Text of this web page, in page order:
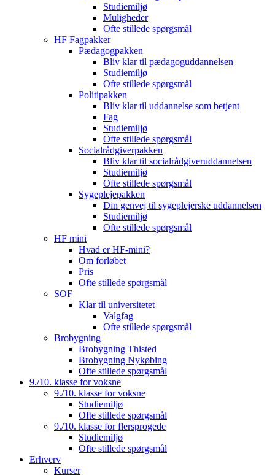
Studiemiljø
Muligheder
Ofte stillede spørgsmål
HF Fagpakker
Pædagogpakken
Bliv klar til pædagoguddannelsen
Studiemiljø
Ofte stillede spørgsmål
Politipakken
Bliv klar til uddannelse som betjent
Fag
Studiemiljø
Ofte stillede spørgsmål
Socialrådgiverpakken
Bliv klar til socialrådgiveruddannelsen
Studiemiljø
Ofte stillede spørgsmål
Sygeplejepakken
Din genvej til sygeplejerske uddannelsen
Studiemiljø
Ofte stillede spørgsmål
HF mini
Hvad er HF-mini?
Om forløbet
Pris
Ofte stillede spørgsmål
SOF
Klar til universitetet
Valgfag
Ofte stillede spørgsmål
Brobygning
Brobygning Thisted
Brobygning Nykøbing
Ofte stillede spørgsmål
9./10. klasse for voksne
9./10. klasse for voksne
Studiemiljø
Ofte stillede spørgsmål
9./10. klasse for flersprogede
Studiemiljø
Ofte stillede spørgsmål
Erhverv
Kurser